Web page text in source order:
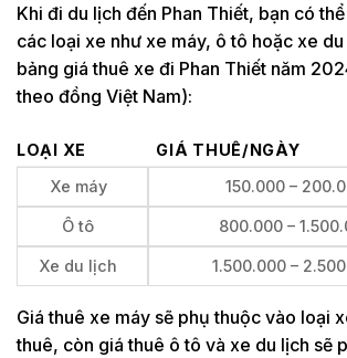
Khi đi du lịch đến Phan Thiết, bạn có
các loại xe như xe máy, ô tô hoặc xe
bảng giá thuê xe đi Phan Thiết năm
theo đồng Việt Nam):
LOẠI XE
GIÁ THUÊ/NGÀY
Xe máy
150.000 –
Ô tô 800.000 –
Xe du lịch 1.500.000 –
Giá thuê xe máy sẽ phụ thuộc vào loại
thuê, còn giá thuê ô tô và xe du lịch sẽ